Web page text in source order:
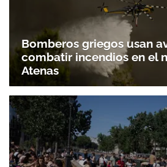
Bomberos griegos usan
combatir incendios en el
Atenas